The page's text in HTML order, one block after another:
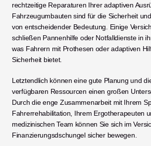
rechtzeitige Reparaturen Ihrer adaptiven
Fahrzeugumbauten sind für die Sicherheit
von entscheidender Bedeutung. Einige
schließen Pannenhilfe oder Notfalldienste in
was Fahrern mit Prothesen oder adaptiven
Sicherheit bietet.
Letztendlich können eine gute Planung und
verfügbaren Ressourcen einen großen
Durch die enge Zusammenarbeit mit Ihrem
Fahrerrehabilitation, Ihrem Ergotherapeuten
medizinischen Team können Sie sich im
Finanzierungsdschungel sicher bewegen.